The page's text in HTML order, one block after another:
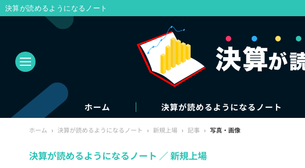
ホーム 決算が読めるようになるノート
ホーム › 決算が読めるようになるノート › 新規上場 › 記事 › 写真・画像
決算が読めるようになるノート 新規上場
決算が読めるようになるノート